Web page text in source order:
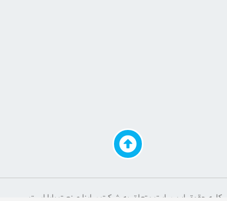
متعلق به شرکت ساینا صنعت پایا است.